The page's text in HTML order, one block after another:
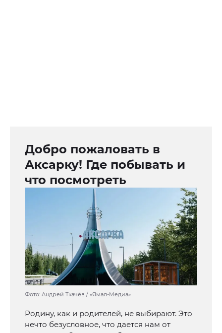
Добро пожаловать в
Аксарку! Где побывать и
что посмотреть
Фото: Андрей Ткачёв / «Ямал-Медиа»
Родину, как и родителей, не выбирают. Это
нечто безусловное, что дается нам от